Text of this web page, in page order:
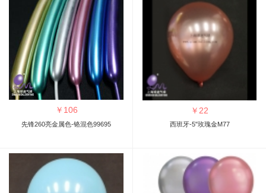
￥ 106
先锋260亮金属色-铬混色99695
￥ 22
西班牙-5"玫瑰金M77